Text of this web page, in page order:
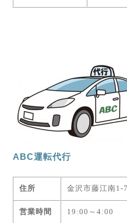
ABC運転代行
住所 金沢市藤江南1-
営業時間 19:00～4:00